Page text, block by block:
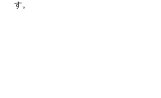
す。